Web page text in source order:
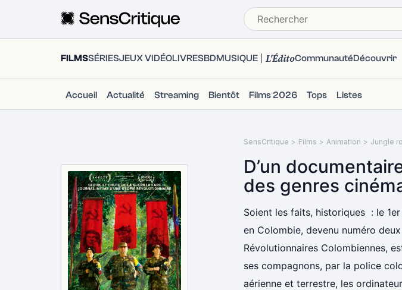
FILMSSÉRIESJEUX VIDÉOLIVRESBDMUSIQUE L'ÉditoCommunautéDécouvrir
Accueil Actualité Streaming Bientôt Films 2026 Tops Listes
SensCritique > Films > Animation > Jungle
D’un
des genres
Soient les faits, historiques : le
en Colombie, devenu numéro
Révolutionnaires Colombiennes,
ses compagnons, par la police
aérienne et terrestre, les